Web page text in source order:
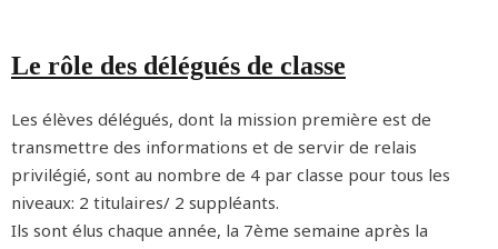
Le rôle des délégués de classe
Les élèves délégués, dont la mission première est de
transmettre des informations et de servir de relais
privilégié, sont au nombre de 4 par classe pour tous les
niveaux: 2 titulaires/ 2 suppléants.
Ils sont élus chaque année, la 7ème semaine après la